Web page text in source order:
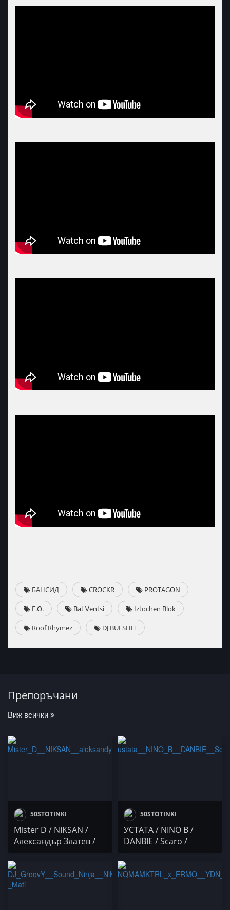
БАНСИД CROCKR PROTAGON
F.O. Bat Ventsi Iztochen Blok
Roof Rhymez DJ BULSHIT
Препоръчани
Виж всички
50STOTINKI
Mister D / NIKSAN /
Александър Златев /
ATiP vs Fabsata /
lucymdfkxo / The Street
Show
50STOTINKI
УСТАТА / NINO B /
DANBIE / Scaro /
Гопето / Осем Пет